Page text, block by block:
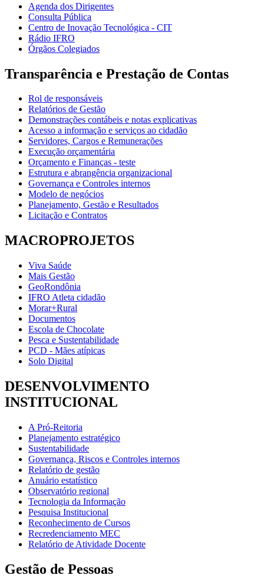
Agenda dos Dirigentes
Consulta Pública
Centro de Inovação Tecnológica - CIT
Rádio IFRO
Órgãos Colegiados
Transparência e Prestação de Contas
Rol de responsáveis
Relatórios de Gestão
Demonstrações contábeis e notas explicativas
Acesso a informação e serviços ao cidadão
Servidores, Cargos e Remunerações
Execução orçamentária
Orçamento e Finanças - teste
Estrutura e abrangência organizacional
Governança e Controles internos
Modelo de negócios
Planejamento, Gestão e Resultados
Licitação e Contratos
MACROPROJETOS
Viva Saúde
Mais Gestão
GeoRondônia
IFRO Atleta cidadão
Morar+Rural
Documentos
Escola de Chocolate
Pesca e Sustentabilidade
PCD - Mães atípicas
Solo Digital
DESENVOLVIMENTO
INSTITUCIONAL
A Pró-Reitoria
Planejamento estratégico
Sustentabilidade
Governança, Riscos e Controles internos
Relatório de gestão
Anuário estatístico
Observatório regional
Tecnologia da Informação
Pesquisa Institucional
Reconhecimento de Cursos
Recredenciamento MEC
Relatório de Atividade Docente
Gestão de Pessoas